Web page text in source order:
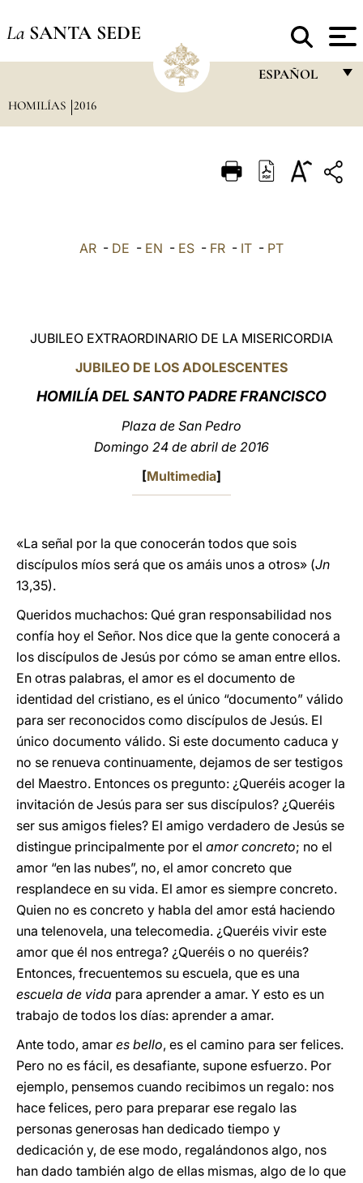
La SANTA SEDE
ESPAÑOL
ITALIANO
中文
LATINE
HOMILÍAS 2016
AR - DE - EN - ES - FR - IT - PT
JUBILEO EXTRAORDINARIO DE LA MISERICORDIA
JUBILEO DE LOS ADOLESCENTES
HOMILÍA DEL SANTO PADRE FRANCISCO
Plaza de San Pedro
Domingo 24 de abril de 2016
[Multimedia]
«La señal por la que conocerán todos que sois
discípulos míos será que os amáis unos a otros» (Jn
13,35).
Queridos muchachos: Qué gran responsabilidad nos
confía hoy el Señor. Nos dice que la gente conocerá a
los discípulos de Jesús por cómo se aman entre ellos.
En otras palabras, el amor es el documento de
identidad del cristiano, es el único “documento” válido
para ser reconocidos como discípulos de Jesús. El
único documento válido. Si este documento caduca y
no se renueva continuamente, dejamos de ser testigos
del Maestro. Entonces os pregunto: ¿Queréis acoger la
invitación de Jesús para ser sus discípulos? ¿Queréis
ser sus amigos fieles? El amigo verdadero de Jesús se
distingue principalmente por el amor concreto; no el
amor “en las nubes”, no, el amor concreto que
resplandece en su vida. El amor es siempre concreto.
Quien no es concreto y habla del amor está haciendo
una telenovela, una telecomedia. ¿Queréis vivir este
amor que él nos entrega? ¿Queréis o no queréis?
Entonces, frecuentemos su escuela, que es una
escuela de vida para aprender a amar. Y esto es un
trabajo de todos los días: aprender a amar.
Ante todo, amar es bello, es el camino para ser felices.
Pero no es fácil, es desafiante, supone esfuerzo. Por
ejemplo, pensemos cuando recibimos un regalo: nos
hace felices, pero para preparar ese regalo las
personas generosas han dedicado tiempo y
dedicación y, de ese modo, regalándonos algo, nos
han dado también algo de ellas mismas, algo de lo que